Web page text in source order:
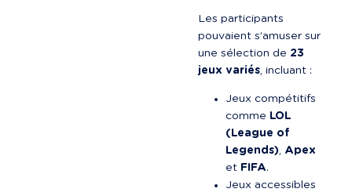
Les participants
pouvaient s’amuser sur
une sélection de 23
jeux variés, incluant :
Jeux compétitifs
comme LOL
(League of
Legends), Apex
et FIFA.
Jeux accessibles